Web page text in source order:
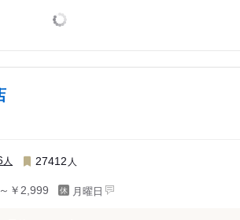
人 27412 人
￥2,999 月曜日